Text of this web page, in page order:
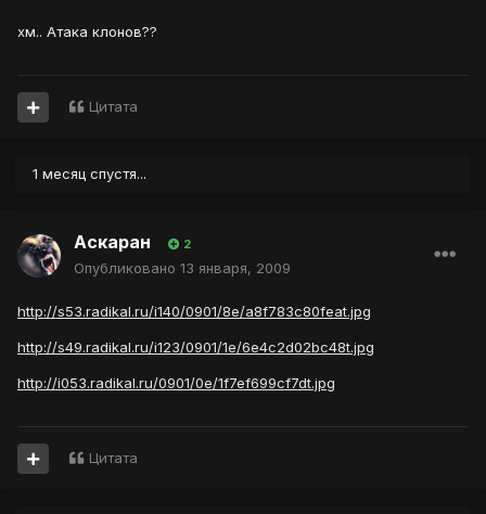
хм.. Атака клонов??
Цитата
1 месяц спустя...
Аскаран 2
Опубликовано 13 января, 2009
http://s53.radikal.ru/i140/0901/8e/a8f783c80feat.jpg
http://s49.radikal.ru/i123/0901/1e/6e4c2d02bc48t.jpg
http://i053.radikal.ru/0901/0e/1f7ef699cf7dt.jpg
Цитата